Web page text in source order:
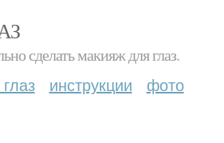
сделать макияж для глаз.
инструкции фото